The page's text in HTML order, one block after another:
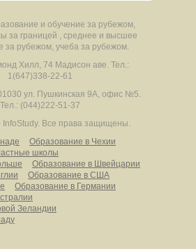
и обучение за рубежом,
за границей , среднее и высшее
за рубежом, учеба за рубежом.
Хилл, 74 Мадисон аве. Тел.:
1(647)338-22-61
ул. Пушкинская 9А, офис №5.
Тел.: (044)222-51-37
Все права защищены.
Образование в Чехии
школы
Образование в Швейцарии
Образование в США
Образование в Германии
Зеландии